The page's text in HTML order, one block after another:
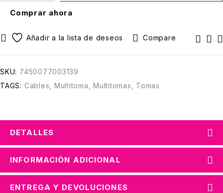
Comprar ahora
Compare
SKU: 7450077003139
TAGS: Cables Multitoma Multitomas Tomas
DETALLES
INFORMACIÓN ADICIONAL
ENTREGA Y DEVOLUCIONES